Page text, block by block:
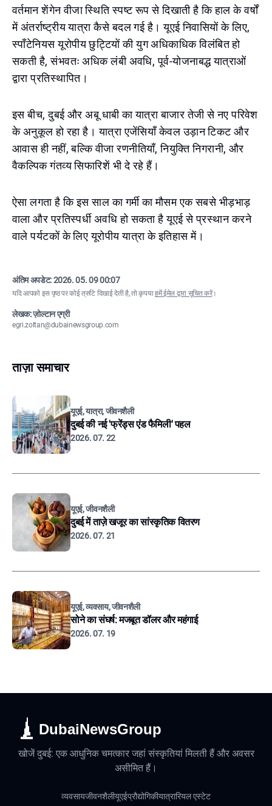
वर्तमान शेंगेन वीजा स्थिति स्पष्ट रूप से दिखाती है कि हाल के वर्षों
में अंतर्राष्ट्रीय यात्रा कैसे बदल गई है। यूएई निवासियों के लिए,
स्पॉंटेनियस यूरोपीय छुट्टियों की युग अधिकाधिक विलंबित हो
सकती है, संभवतः अधिक लंबी अवधि, पूर्व-योजनाबद्ध यात्राओं
द्वारा प्रतिस्थापित।
इस बीच, दुबई और अबू धाबी का यात्रा बाजार तेजी से नए परिवेश
के अनुकूल हो रहा है। यात्रा एजेंसियाँ ​​केवल उड़ान टिकट और
आवास ही नहीं, बल्कि वीजा रणनीतियाँ, नियुक्ति निगरानी, और
वैकल्पिक गंतव्य सिफारिशें भी दे रहे हैं।
ऐसा लगता है कि इस साल का गर्मी का मौसम एक सबसे भीड़भाड़
वाला और प्रतिस्पर्धी अवधि हो सकता है यूएई से प्रस्थान करने
वाले पर्यटकों के लिए यूरोपीय यात्रा के इतिहास में।
अंतिम अपडेट:2026. 05. 09 00:07
यदि आपको इस पृष्ठ पर कोई त्रुटि दिखाई देती है, तो कृपयाहमें ईमेल द्वारा सूचित करें।
लेखक: ज़ोल्टान एग्री
egri.zoltan@dubainewsgroup.com
ताज़ा समाचार
यूएई, यात्रा, जीवनशैली
दुबई की नई 'फ्रेंड्स एंड फैमिली' पहल
2026. 07. 22
यूएई, जीवनशैली
दुबई में ताज़े खजूर का सांस्कृतिक वितरण
2026. 07. 21
यूएई, व्यवसाय, जीवनशैली
सोने का संघर्ष: मजबूत डॉलर और महंगाई
2026. 07. 19
DubaiNewsGroup
खोजें दुबई: एक आधुनिक चमत्कार जहां संस्कृतियां मिलती हैं और अवसर
असीमित हैं।
व्यवसायजीवनशैलीयूएईप्रौद्योगिकीयात्रारियल एस्टेट